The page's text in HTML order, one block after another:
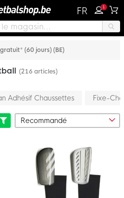
FR 1
(60 jours) (BE)
(216 articles)
Adhésif Chaussettes Fixe-